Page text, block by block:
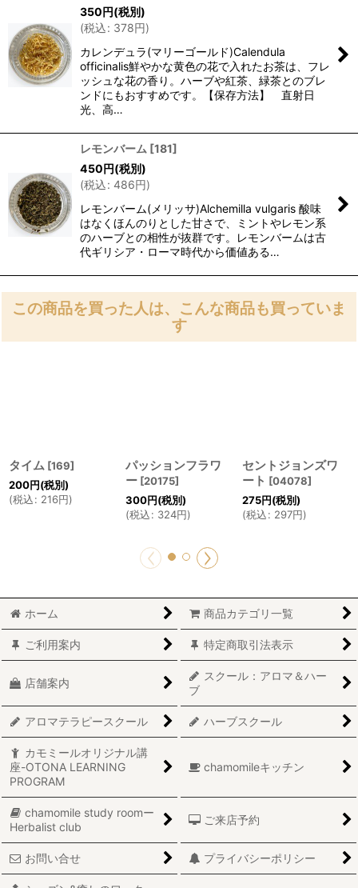
350円(税別)
(税込: 378円)
カレンデュラ(マリーゴールド)Calendula
officinalis鮮やかな黄色の花で入れたお茶は、フレ
ッシュな花の香り。ハーブや紅茶、緑茶とのブレ
ンドにもおすすめです。【保存方法】 直射日
光、高…
レモンバーム [181]
450円(税別)
(税込: 486円)
レモンバーム(メリッサ)Alchemilla vulgaris 酸味
はなくほんのりとした甘さで、ミントやレモン系
のハーブとの相性が抜群です。レモンバームは古
代ギリシア・ローマ時代から価値ある…
この商品を買った人は、こんな商品も買っていま
す
タイム [169]
200円(税別)
(税込: 216円)
パッションフラワ
ー [20175]
300円(税別)
(税込: 324円)
セントジョンズワ
ート [04078]
275円(税別)
(税込: 297円)
ホーム 商品カテゴリ一覧
ご利用案内 特定商取引法表示
店舗案内
スクール：アロマ＆ハー
ブ
アロマテラピースクール ハーブスクール
カモミールオリジナル講
座-OTONA LEARNING
PROGRAM
chamomileキッチン
chamomile study roomー
Herbalist club
ご来店予約
お問い合せ プライバシーポリシー